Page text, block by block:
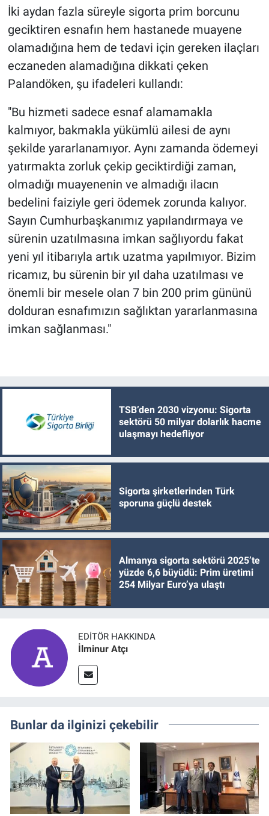
İki aydan fazla süreyle sigorta prim borcunu
geciktiren esnafın hem hastanede muayene
olamadığına hem de tedavi için gereken ilaçları
eczaneden alamadığına dikkati çeken
Palandöken, şu ifadeleri kullandı:
"Bu hizmeti sadece esnaf alamamakla
kalmıyor, bakmakla yükümlü ailesi de aynı
şekilde yararlanamıyor. Aynı zamanda ödemeyi
yatırmakta zorluk çekip geciktirdiği zaman,
olmadığı muayenenin ve almadığı ilacın
bedelini faiziyle geri ödemek zorunda kalıyor.
Sayın Cumhurbaşkanımız yapılandırmaya ve
sürenin uzatılmasına imkan sağlıyordu fakat
yeni yıl itibarıyla artık uzatma yapılmıyor. Bizim
ricamız, bu sürenin bir yıl daha uzatılması ve
önemli bir mesele olan 7 bin 200 prim gününü
dolduran esnafımızın sağlıktan yararlanmasına
imkan sağlanması."
TSB’den 2030 vizyonu: Sigorta
sektörü 50 milyar dolarlık hacme
ulaşmayı hedefliyor
Sigorta şirketlerinden Türk
sporuna güçlü destek
Almanya sigorta sektörü 2025’te
yüzde 6,6 büyüdü: Prim üretimi
254 Milyar Euro’ya ulaştı
EDITÖR HAKKINDA
İlminur Atçı
Bunlar da ilginizi çekebilir